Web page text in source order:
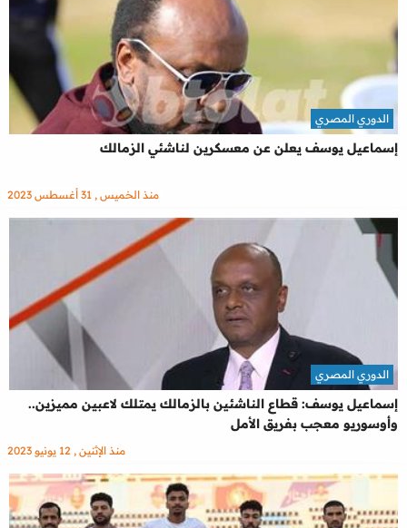
إسماعيل يوسف يعلن عن معسكرين لناشئي الزمالك
الدوري المصري
منذ الخميس , 31 أغسطس 2023
إسماعيل يوسف: قطاع الناشئين بالزمالك يمتلك لاعبين مميزين..
وأوسوريو معجب بفريق الأمل
الدوري المصري
منذ الإثنين , 12 يونيو 2023